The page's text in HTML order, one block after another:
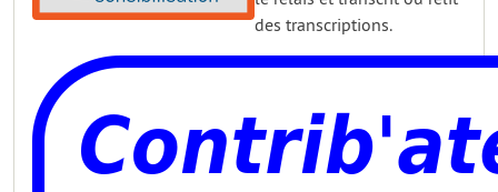
des transcriptions.